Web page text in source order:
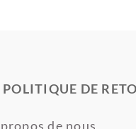
POLITIQUE DE
de nous